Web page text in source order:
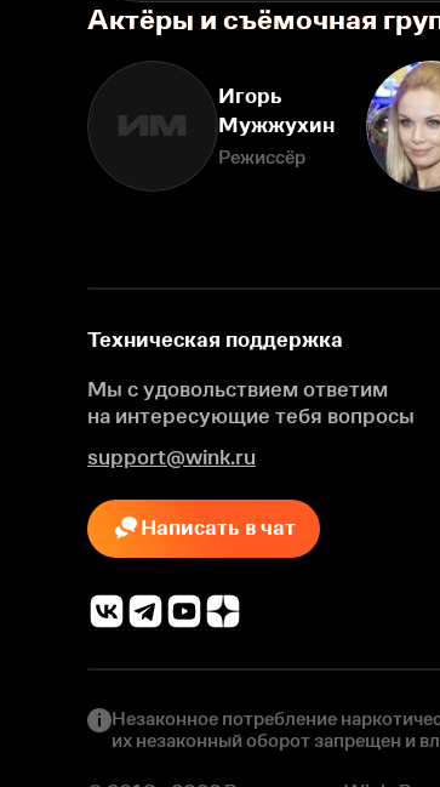
Актёры и съёмочная
ИМ
Игорь
Мужжухин
Режиссёр
Техническая поддержка
Мы с удовольствием ответим
на интересующие тебя вопросы
support@wink.ru
Написать в чат
Незаконное потребление
их незаконный оборот запрещен и